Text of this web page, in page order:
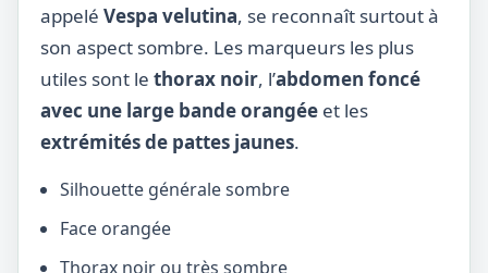
appelé Vespa velutina, se reconnaît surtout à
son aspect sombre. Les marqueurs les plus
utiles sont le thorax noir, l’abdomen foncé
avec une large bande orangée et les
extrémités de pattes jaunes.
Silhouette générale sombre
Face orangée
Thorax noir ou très sombre